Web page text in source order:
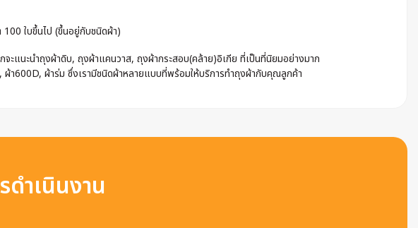
ใบขึ้นไป (ขึ้นอยู่กับชนิดผ้า)
ะแนะนำถุงผ้าดิบ, ถุงผ้าแคนวาส, ถุงผ้ากระสอบ(คล้าย)อิเกีย ที่เป็นที่นิยมอย่างมาก
ผ้า600D, ผ้าร่ม ซึ่งเรามีชนิดผ้าหลายแบบที่พร้อมให้บริการทำถุงผ้ากับคุณลูกค้า
ำเนินงาน